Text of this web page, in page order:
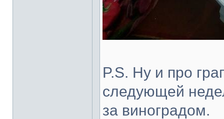
P.S. Ну и про
следующей
за виноградом.